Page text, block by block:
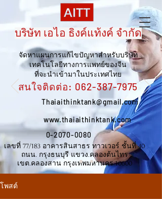
บริษัท เอไอ ธิงค์แท้งค์ จำกัด
จัดหาแผนการแก้ไขปัญหาสำหรับบริษัท
เทคโนโลยีทางการแพทย์ของจีน
ที่จะนำเข้ามาในประเทศไทย
สนใจติดต่อ: 062-387-7975
Thaiaithinktank@gmail.com
www.thaiaithinktank.com
0-2070-0080
เลขที่ 77/183 อาคารสินสาธร ทาวเวอร์ ชั้นที่ 40
ถนน. กรุงธนบุรี แขวง.คลองต้นไทร
เขต.คลองสาน กรุงเทพมหานคร 10600
โพสต์